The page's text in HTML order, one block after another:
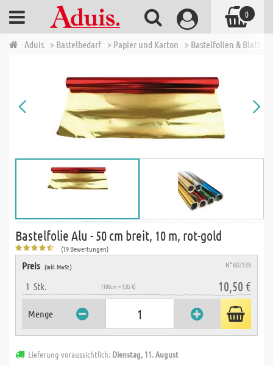
Aduis > Bastelbedarf > Papier und Karton > Bastelfolien &
Bastelfolie Alu - 50 cm breit, 10 m, rot-gold
(19 Bewertungen)
Preis (inkl. MwSt.) N° 602139
1 Stk. (100cm = 1,05 €) 10,50 €
Menge
Lieferung voraussichtlich: Dienstag, 11. August
0